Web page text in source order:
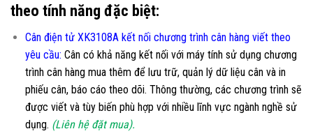
theo tính năng đặc biệt:
Cân điện tử XK3108A kết nối chương trình cân hàng viết theo
yêu cầu: Cân có khả năng kết nối với máy tính sử dụng chương
trình cân hàng mua thêm để lưu trữ, quản lý dữ liệu cân và in
phiếu cân, báo cáo theo dõi. Thông thường, các chương trình sẽ
được viết và tùy biến phù hợp với nhiều lĩnh vực ngành nghề sử
dụng. (Liên hệ đặt mua).